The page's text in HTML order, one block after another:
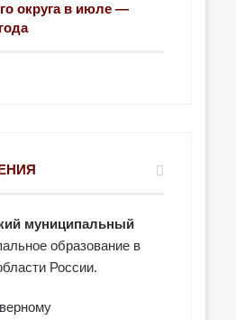
округа в июле —
муниципальный
образование в
России.